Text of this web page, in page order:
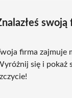
firma zajmuje
się i pokaż